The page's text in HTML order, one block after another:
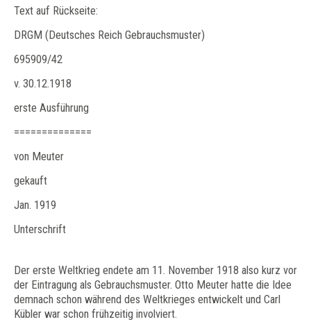
Text auf Rückseite:
DRGM (Deutsches Reich Gebrauchsmuster)
695909/42
v. 30.12.1918
erste Ausführung
==============
von Meuter
gekauft
Jan. 1919
Unterschrift
Der erste Weltkrieg endete am 11. November 1918 also kurz vor
der Eintragung als Gebrauchsmuster. Otto Meuter hatte die Idee
demnach schon während des Weltkrieges entwickelt und Carl
Kübler war schon frühzeitig involviert.